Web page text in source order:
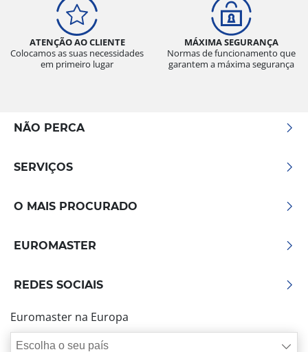
ATENÇÃO AO CLIENTE
Colocamos as suas necessidades
em primeiro lugar
MÁXIMA SEGURANÇA
Normas de funcionamento que
garantem a máxima segurança
NÃO PERCA
SERVIÇOS
O MAIS PROCURADO
EUROMASTER
REDES SOCIAIS
Euromaster na Europa
Escolha o seu país